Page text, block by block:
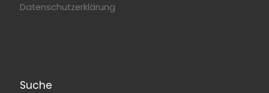
Datenschutzerklärung
Suche